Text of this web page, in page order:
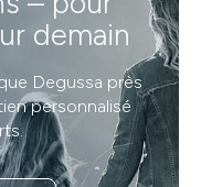
demain
Degussa près
personnalisé